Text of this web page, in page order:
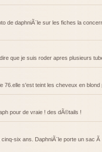
de daphniÃ¨le sur les fiches la
que je suis roder apres plusieurs
76.elle s'est teint les cheveux en
pour de vraie ! des dÃ©tails !
six ans. DaphniÃ¨le porte un sac